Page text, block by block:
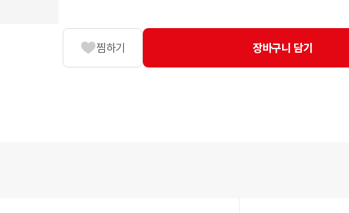
찜하기 장바구니 담기